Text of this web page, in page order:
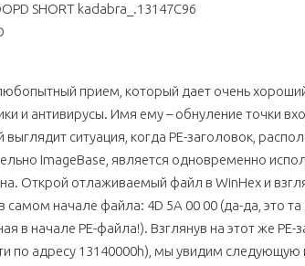
SHORT kadabra_.13147C96
прием, который дает очень
и антивирусы. Имя ему – обнуление точки
ситуация, когда PE-заголовок,
ImageBase, является одновременно
Открой отлаживаемый файл в WinHex и
начале файла: 4D 5A 00 00 (да-да, это та
в начале PE-файла!). Взглянув на этот же PE-
по адресу 13140000h), мы увидим следующую